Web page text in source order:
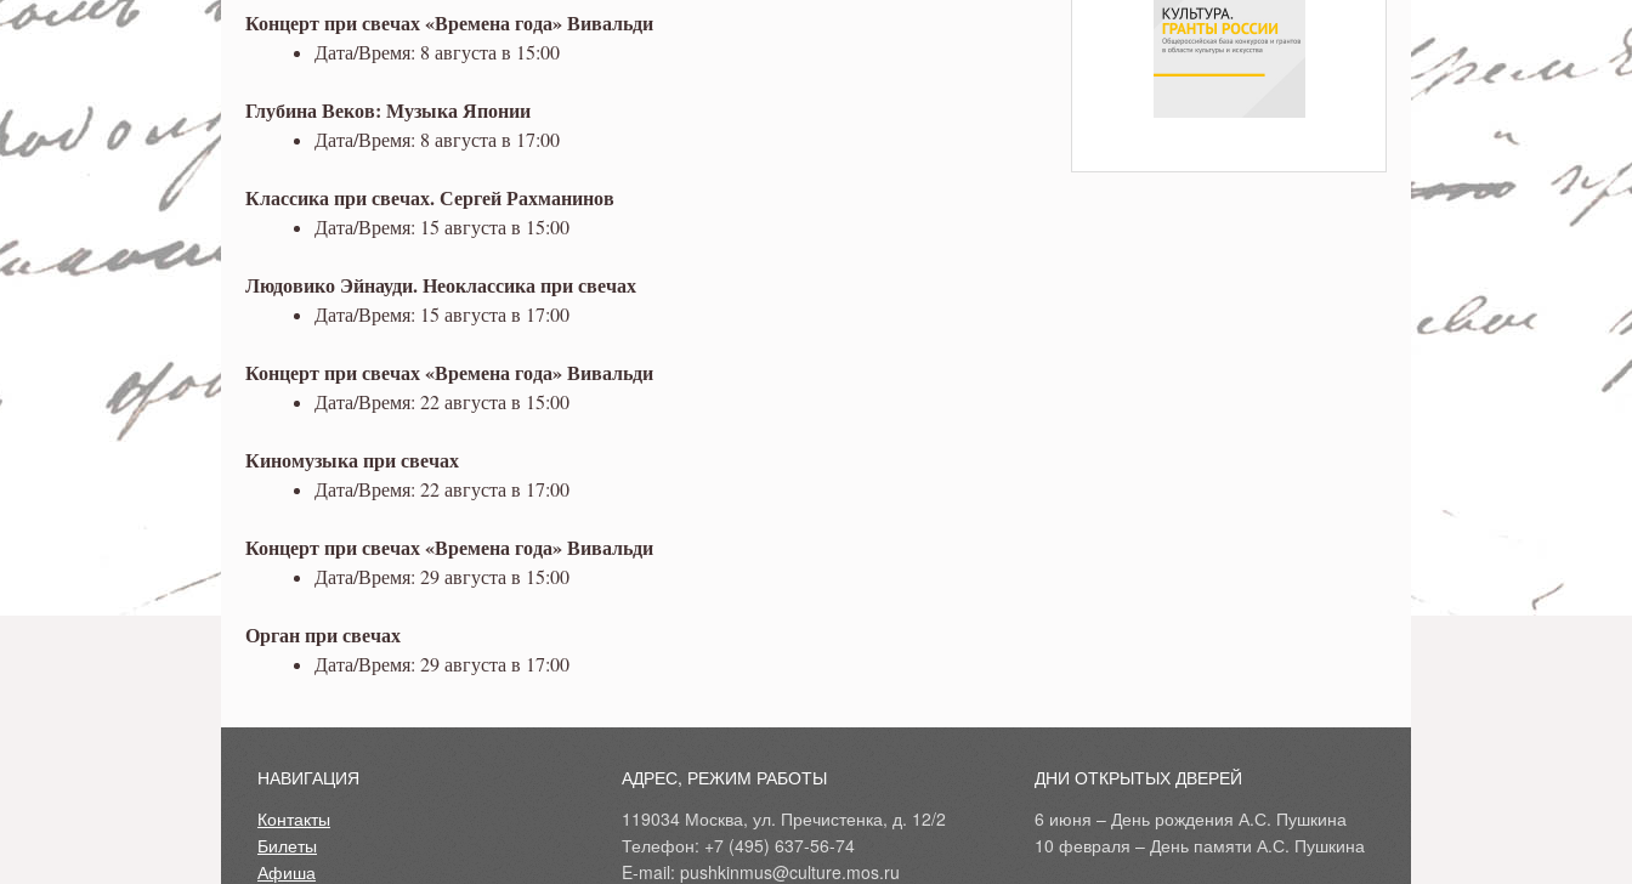
Концерт при свечах «Времена года» Вивальди
Дата/Время: 8 августа в 15:00
Глубина Веков: Музыка Японии
Дата/Время: 8 августа в 17:00
Классика при свечах. Сергей Рахманинов
Дата/Время: 15 августа в 15:00
Людовико Эйнауди. Неоклассика при свечах
Дата/Время: 15 августа в 17:00
Концерт при свечах «Времена года» Вивальди
Дата/Время: 22 августа в 15:00
Киномузыка при свечах
Дата/Время: 22 августа в 17:00
Концерт при свечах «Времена года» Вивальди
Дата/Время: 29 августа в 15:00
Орган при свечах
Дата/Время: 29 августа в 17:00
НАВИГАЦИЯ
Контакты
Билеты
Афиша
АДРЕС, РЕЖИМ РАБОТЫ
119034 Москва, ул. Пречистенка, д. 12/2
Телефон: +7 (495) 637-56-74
E-mail: pushkinmus@culture.mos.ru
ДНИ ОТКРЫТЫХ ДВЕРЕЙ
6 июня – День рождения А.С. Пушкина
10 февраля – День памяти А.С. Пушкина